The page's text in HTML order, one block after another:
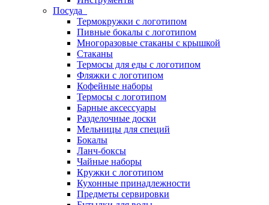
Посуда
Термокружки с логотипом
Пивные бокалы с логотипом
Многоразовые стаканы с крышкой
Стаканы
Термосы для еды с логотипом
Фляжки с логотипом
Кофейные наборы
Термосы с логотипом
Барные аксессуары
Разделочные доски
Мельницы для специй
Бокалы
Ланч-боксы
Чайные наборы
Кружки с логотипом
Кухонные принадлежности
Предметы сервировки